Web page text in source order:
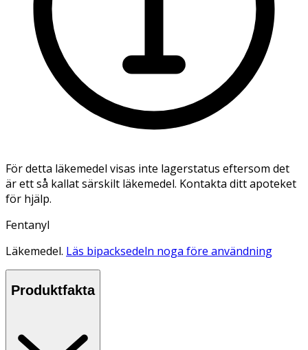
För detta läkemedel visas inte lagerstatus eftersom det
är ett så kallat särskilt läkemedel. Kontakta ditt apoteket
för hjälp.
Fentanyl
Läkemedel. Läs bipacksedeln noga före användning
Produktfakta